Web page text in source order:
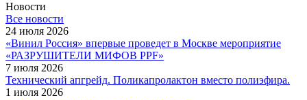
Новости
Все новости
24 июля 2026
«Винил Россия» впервые проведет в Москве мероприятие
«РАЗРУШИТЕЛИ МИФОВ PPF»
7 июля 2026
Технический апгрейд. Поликапролактон вместо полиэфира.
1 июля 2026